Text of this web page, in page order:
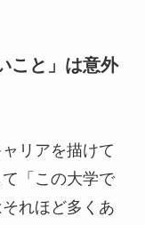
こと」は意外
リアを描けて
「この大学で
れほど多くあ